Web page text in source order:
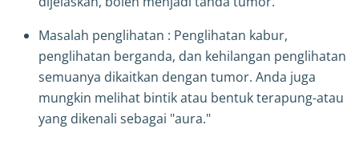
Masalah penglihatan : Penglihatan kabur,
penglihatan berganda, dan kehilangan penglihatan
semuanya dikaitkan dengan tumor. Anda juga
mungkin melihat bintik atau bentuk terapung-atau
yang dikenali sebagai "aura."